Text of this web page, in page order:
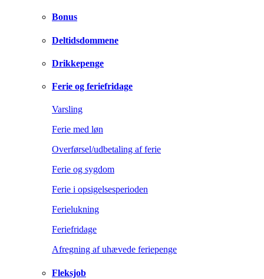
Bonus
Deltidsdommene
Drikkepenge
Ferie og feriefridage
Varsling
Ferie med løn
Overførsel/udbetaling af ferie
Ferie og sygdom
Ferie i opsigelsesperioden
Ferielukning
Feriefridage
Afregning af uhævede feriepenge
Fleksjob